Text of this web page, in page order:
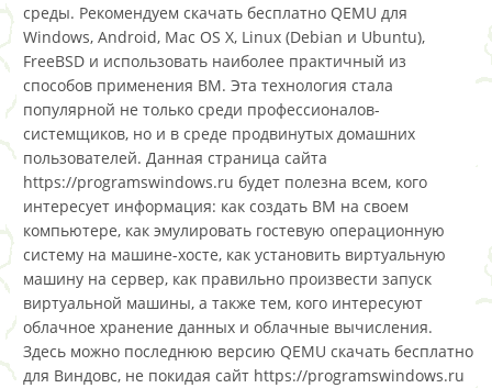
среды. Рекомендуем скачать бесплатно QEMU для
Windows, Android, Mac OS X, Linux (Debian и Ubuntu),
FreeBSD и использовать наиболее практичный из
способов применения ВМ. Эта технология стала
популярной не только среди профессионалов-
системщиков, но и в среде продвинутых домашних
пользователей. Данная страница сайта
https://programswindows.ru будет полезна всем, кого
интересует информация: как создать ВМ на своем
компьютере, как эмулировать гостевую операционную
систему на машине-хосте, как установить виртуальную
машину на сервер, как правильно произвести запуск
виртуальной машины, а также тем, кого интересуют
облачное хранение данных и облачные вычисления.
Здесь можно последнюю версию QEMU скачать бесплатно
для Виндовс, не покидая сайт https://programswindows.ru